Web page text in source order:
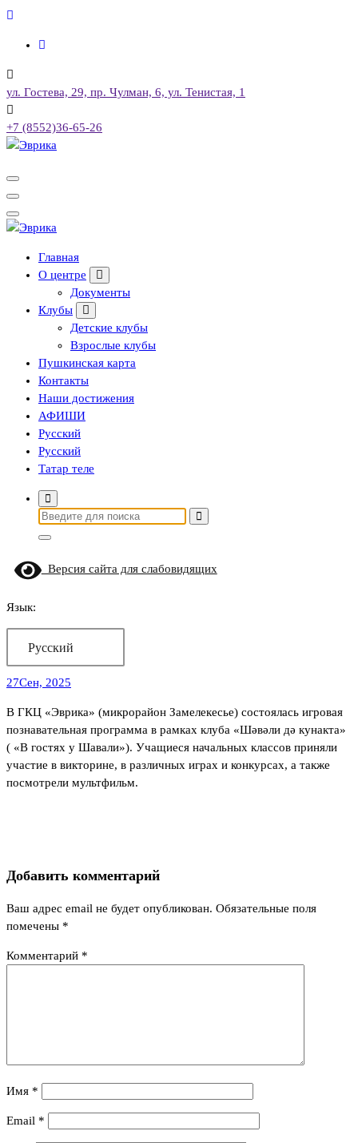
Перейти
содержимому
ул. Гостева, 29, пр. Чулман, 6, ул. Тенистая, 1
+7 (8552)36-65-26
Городской культурный центр, г. Набережные Челны
Городской культурный центр, г. Набережные Челны
Главная
О центре
Документы
Клубы
Детские клубы
Взрослые клубы
Пушкинская карта
Контакты
Наши достижения
АФИШИ
Русский
Русский
Татар теле
Найти:
Версия сайта для слабовидящих
Язык:
Русский
27Сен, 2025
В ГКЦ «Эврика» (микрорайон Замелекесье) состоялась игровая
познавательная программа в рамках клуба «Шәвәли дә кунакта»
( «В гостях у Шавали»). Учащиеся начальных классов приняли
участие в викторине, в различных играх и конкурсах, а также
посмотрели мультфильм.
Добавить комментарий
Ваш адрес email не будет опубликован. Обязательные поля
помечены *
Комментарий *
Имя *
Email *